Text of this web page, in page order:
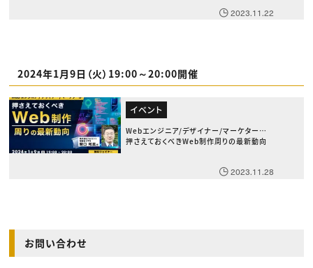
2023.11.22
2024年1月9日（火）19:00～20:00開催
イベント
Webエンジニア/デザイナー/マーケターが
押さえておくべきWeb制作周りの最新動向
2023.11.28
お問い合わせ